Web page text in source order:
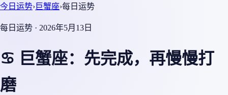
今日运势›巨蟹座›每日运势
每日运势 · 2026年5月13日
♋ 巨蟹座：先完成，再慢慢打
磨